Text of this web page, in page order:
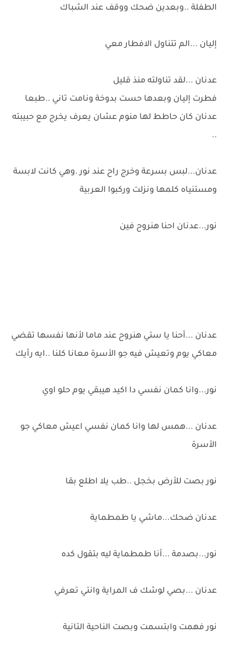
الطفلة ..وبعدين ضحك ووقف عند الشباك
إليان ...الم تتناول الافطار معي
عدنان ...لقد تناولته منذ قليل
فطرت إليان وبعدها حست بدوخة ونامت تاني ..طبعا
عدنان كان حاطط لها منوم عشان يعرف يخرج مع حبيبته
..
عدنان...لبس بسرعة وخرج راح عند نور .وهي كانت لابسة
ومستنياه كلمها ونزلت وركبوا العربية
نور...عدنان احنا هنروح فين
عدنان ...أحنا يا ستي هنروح عند ماما لأنها نفسها تقضي
معاكي يوم وتعيش فيه جو الأسرة معانا كلنا ..ايه رأيك
نور...وانا كمان نفسي دا اكيد هيبقي يوم حلو اوي
عدنان ...همس لها وانا كمان نفسي اعيش معاكي جو
الأسرة
نور بصت للأرض بخجل ..طب يلا اطلع بقا
عدنان ضحك...ماشي يا طمطماية
نور...بصدمة ...أنا طمطماية ليه بتقول كده
عدنان ...بصي لوشك ف المراية وانتي تعرفي
نور فهمت وابتسمت وبصت الناحية التانية